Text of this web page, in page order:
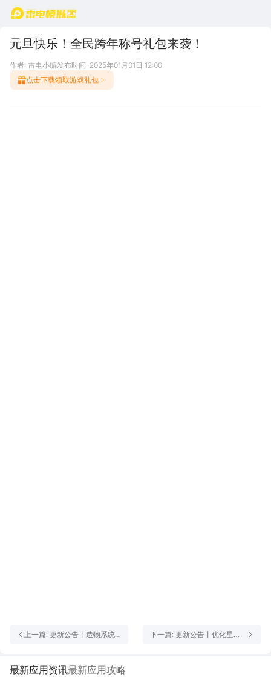
首页
元旦快乐！全民跨年称号礼包来袭！
作者: 雷电小编发布时间: 2025年01月01日 12:00
点击下载领取游戏礼包
上一篇: 更新公告丨造物系统
看，内含福利！
下一篇: 更新公告丨优化星
最新应用资讯最新应用攻略